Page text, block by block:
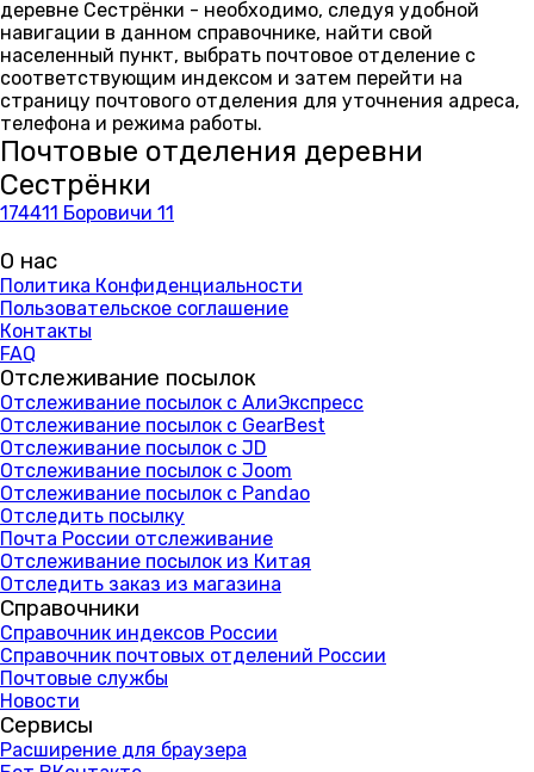
деревне Сестрёнки - необходимо, следуя удобной
навигации в данном справочнике, найти свой
населенный пункт, выбрать почтовое отделение с
соответствующим индексом и затем перейти на
страницу почтового отделения для уточнения адреса,
телефона и режима работы.
Почтовые отделения деревни
Сестрёнки
174411 Боровичи 11
О нас
Политика Конфиденциальности
Пользовательское соглашение
Контакты
FAQ
Отслеживание посылок
Отслеживание посылок с АлиЭкспресс
Отслеживание посылок с GearBest
Отслеживание посылок с JD
Отслеживание посылок с Joom
Отслеживание посылок с Pandao
Отследить посылку
Почта России отслеживание
Отслеживание посылок из Китая
Отследить заказ из магазина
Справочники
Справочник индексов России
Справочник почтовых отделений России
Почтовые службы
Новости
Сервисы
Расширение для браузера